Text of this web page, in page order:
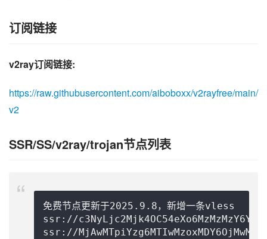
订阅链接
v2ray订阅链接:
https://raw.githubusercontent.com/aiboboxx/v2rayfree/main/
v2
SSR/SS/v2ray/trojan节点列表
免费节点更新于2025.9.8，新增一条vless
ssr://
ssr://